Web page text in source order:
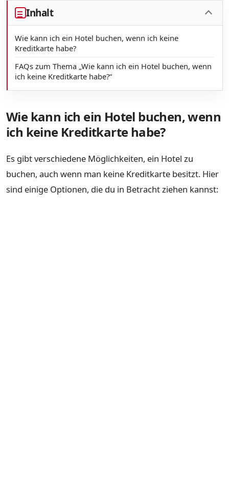
Inhalt
Wie kann ich ein Hotel buchen, wenn ich keine
Kreditkarte habe?
FAQs zum Thema „Wie kann ich ein Hotel buchen, wenn
ich keine Kreditkarte habe?“
Wie kann ich ein Hotel buchen, wenn
ich keine Kreditkarte habe?
Es gibt verschiedene Möglichkeiten, ein Hotel zu
buchen, auch wenn man keine Kreditkarte besitzt. Hier
sind einige Optionen, die du in Betracht ziehen kannst: